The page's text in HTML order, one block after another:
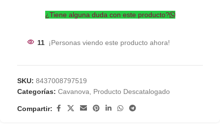
¿Tiene alguna duda con este producto?
11 ¡Personas viendo este producto ahora!
SKU: 8437008797519
Categorías: Cavanova Producto Descatalogado
Compartir: